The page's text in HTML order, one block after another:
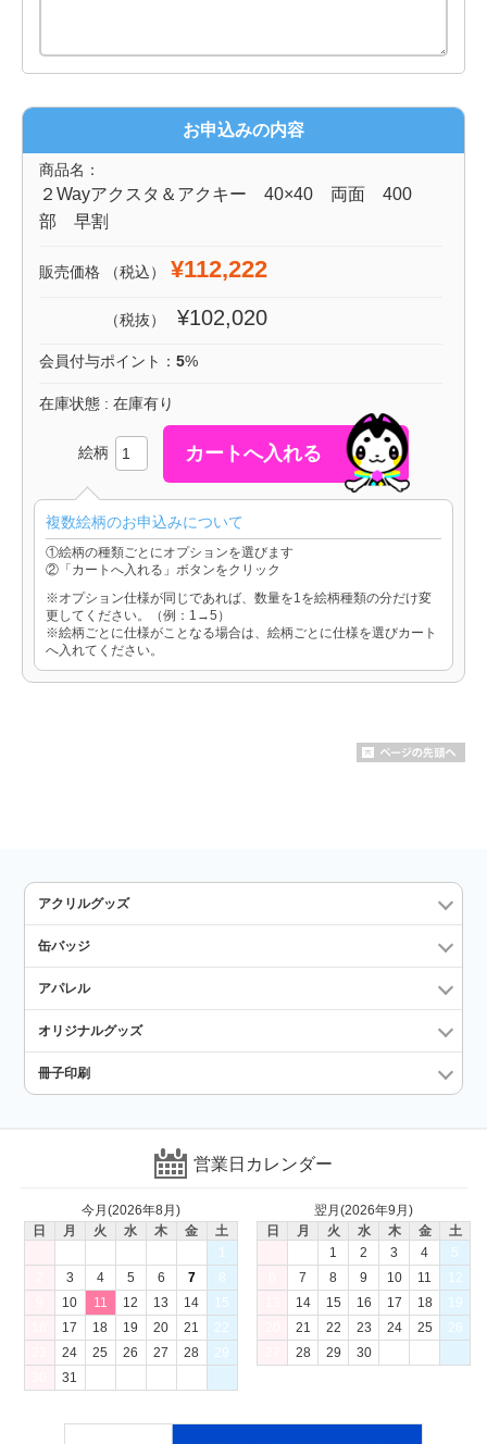
お申込みの内容
商品名：
２Wayアクスタ＆アクキー 40×40 両面 400
部 早割
販売価格 （税込） ¥112,222
（税抜） ¥102,020
会員付与ポイント： 5%
在庫状態 : 在庫有り
絵柄
複数絵柄のお申込みについて
①絵柄の種類ごとにオプションを選びます
②「カートへ入れる」ボタンをクリック
※オプション仕様が同じであれば、数量を1を絵柄種類の分だけ変
更してください。（例：1→5）
※絵柄ごとに仕様がことなる場合は、絵柄ごとに仕様を選びカート
へ入れてください。
アクリルグッズ
缶バッジ
アパレル
オリジナルグッズ
冊子印刷
営業日カレンダー
今月(2026年8月)
日
月 火 水 木 金
土
1
3 4 5 6 7
8
10 11 12 13 14
15
17 18 19 20 21
22
24 25 26 27 28
29
31
翌月(2026年9月)
日
月 火 水 木 金
土
1
2 3 4
5
7 8 9 10 11
12
14 15 16 17 18
19
21 22 23 24 25
26
28 29 30